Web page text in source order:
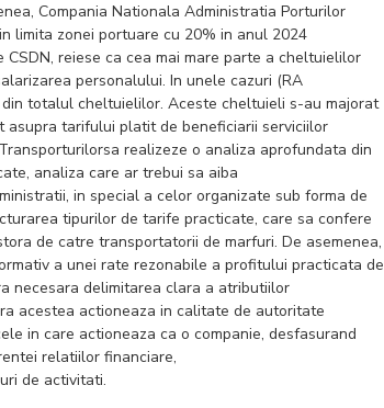
Compania Nationala Administratia Porturilor
limita zonei portuare cu 20% in anul 2024
reiese ca cea mai mare parte a cheltuielilor
personalului. In unele cazuri (RA
totalul cheltuielilor. Aceste cheltuieli s-au majorat
asupra tarifului platit de beneficiarii serviciilor
realizeze o analiza aprofundata din
analiza care ar trebui sa aiba
in special a celor organizate sub forma de
tipurilor de tarife practicate, care sa confere
de catre transportatorii de marfuri. De asemenea,
a unei rate rezonabile a profitului practicata de
necesara delimitarea clara a atributiilor
acestea actioneaza in calitate de autoritate
in care actioneaza ca o companie, desfasurand
relatiilor financiare,
de activitati.